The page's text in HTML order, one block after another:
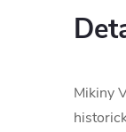
Mikiny